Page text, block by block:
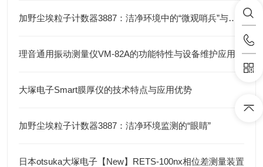
加野尘埃粒子计数器3887：洁净环境中的“微观哨兵”与洁净度“审计官”
理音通用振动测量仪VM-82A的功能特性与设备维护应用
大塚电子Smart膜厚仪的技术特点与应用优势
加野尘埃粒子计数器3887：洁净环境监测的“眼睛”
日本otsuka大塚电子【New】RETS-100nx相位差测量装置